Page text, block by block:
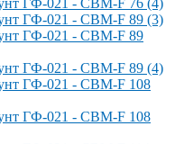
ГФ-021 - СВМ-F 76 (4)
ГФ-021 - СВМ-F 89 (3)
ГФ-021 - СВМ-F 89
ГФ-021 - СВМ-F 89 (4)
ГФ-021 - СВМ-F 108
ГФ-021 - СВМ-F 108